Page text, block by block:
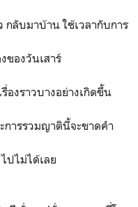
กลับมาบ้าน ใช้เวลากับการ
ของวันเสาร์
องราวบางอย่างเกิดขึ้น
ารรวมญาตินี้จะขาดคำ
ปไม่ได้เลย